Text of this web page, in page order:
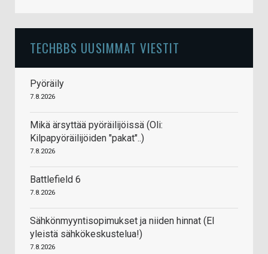
TECHBBS UUSIMMAT VIESTIT
Pyöräily
7.8.2026
Mikä ärsyttää pyöräilijöissä (Oli:
Kilpapyöräilijöiden "pakat"..)
7.8.2026
Battlefield 6
7.8.2026
Sähkönmyyntisopimukset ja niiden hinnat (EI
yleistä sähkökeskustelua!)
7.8.2026